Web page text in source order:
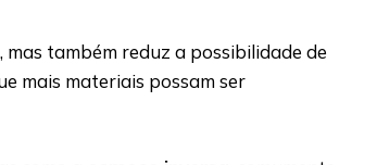
também reduz a possibilidade de
mais materiais possam ser